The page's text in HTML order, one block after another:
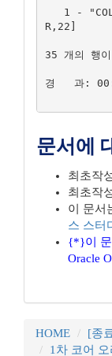
R,22]
35 개의 행
경   과:
문서에
최초작
최초작
이 문서
스 스터
{*}이 문
Oracle
HOME
[종
1차 코어